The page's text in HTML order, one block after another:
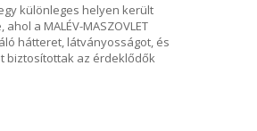
különleges helyen került
a MALÉV-MASZOVLET
hátteret, látványosságot, és
biztosítottak az érdeklődők